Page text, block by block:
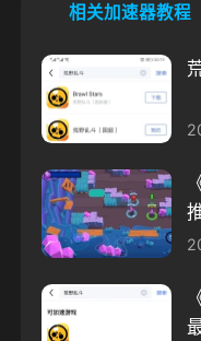
相关加速器教程